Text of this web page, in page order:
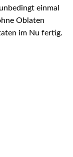
einmal
Oblaten
im Nu fertig.